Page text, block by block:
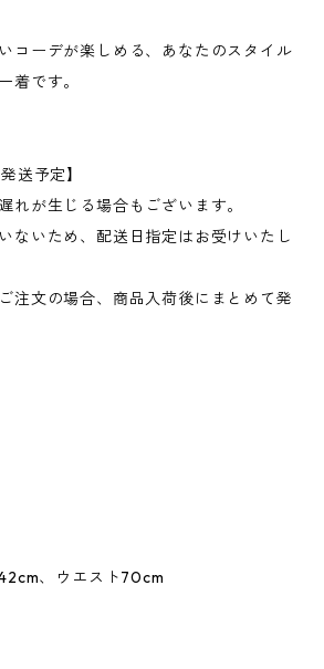
コーデが楽しめる、あなたのスタイル
着です。
送予定】
が生じる場合もございます。
ないため、配送日指定はお受けいたし
注文の場合、商品入荷後にまとめて発
、ウエスト70cm